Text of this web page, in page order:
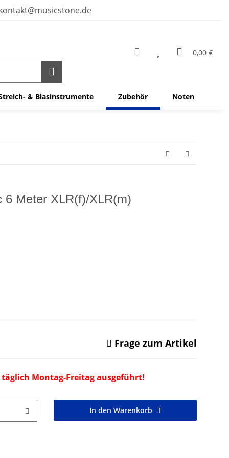
0,00 €
& Blasinstrumente Zubehör Noten
6 Meter XLR(f)/XLR(m)
Frage zum Artikel
Montag-Freitag ausgeführt!
In den Warenkorb